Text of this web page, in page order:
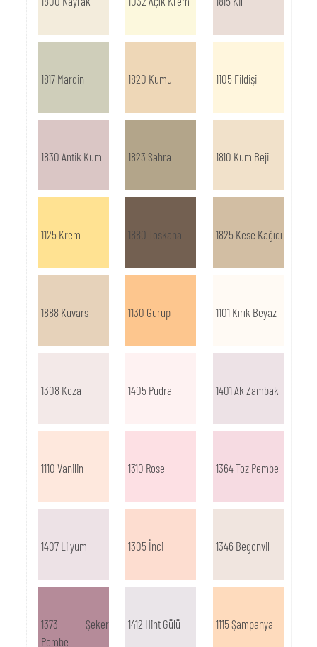
1817 Mardin 1820 Kumul 1105 Fildişi
1830 Antik Kum 1823 Sahra 1810 Kum Beji
1125 Krem 1880 Toskana 1825 Kese Kağıdı
1888 Kuvars 1130 Gurup 1101 Kırık Beyaz
1308 Koza 1405 Pudra 1401 Ak Zambak
1110 Vanilin 1310 Rose 1364 Toz Pembe
1407 Lilyum 1305 İnci 1346 Begonvil
1373 Şeker
Pembe
1412 Hint Gülü 1115 Şampanya